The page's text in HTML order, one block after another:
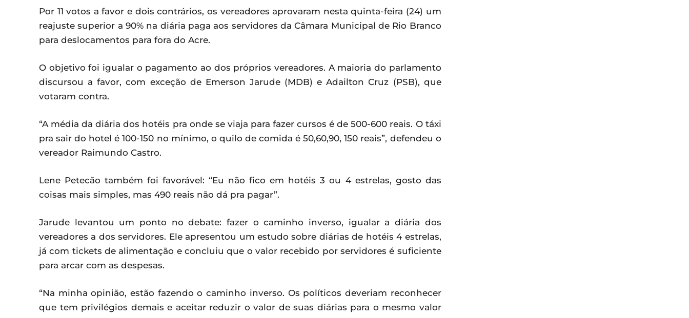
Por 11 votos a favor e dois contrários, os vereadores aprovaram nesta quinta-feira (24) um
reajuste superior a 90% na diária paga aos servidores da Câmara Municipal de Rio Branco
para deslocamentos para fora do Acre.
O objetivo foi igualar o pagamento ao dos próprios vereadores. A maioria do parlamento
discursou a favor, com exceção de Emerson Jarude (MDB) e Adailton Cruz (PSB), que
votaram contra.
“A média da diária dos hotéis pra onde se viaja para fazer cursos é de 500-600 reais. O táxi
pra sair do hotel é 100-150 no mínimo, o quilo de comida é 50,60,90, 150 reais”, defendeu o
vereador Raimundo Castro.
Lene Petecão também foi favorável: “Eu não fico em hotéis 3 ou 4 estrelas, gosto das
coisas mais simples, mas 490 reais não dá pra pagar”.
Jarude levantou um ponto no debate: fazer o caminho inverso, igualar a diária dos
vereadores a dos servidores. Ele apresentou um estudo sobre diárias de hotéis 4 estrelas,
já com tickets de alimentação e concluiu que o valor recebido por servidores é suficiente
para arcar com as despesas.
“Na minha opinião, estão fazendo o caminho inverso. Os políticos deveriam reconhecer
que tem privilégios demais e aceitar reduzir o valor de suas diárias para o mesmo valor